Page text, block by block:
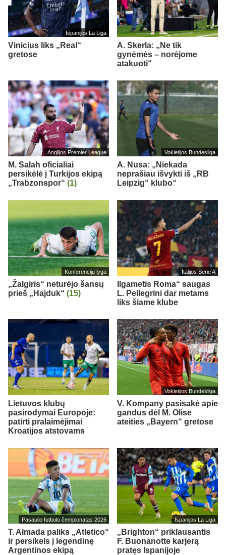
Ispanijos La Liga
Vinicius liks „Real“
gretose
A. Skerla: „Ne tik
gynėmės – norėjome
atakuoti“
Anglijos Premier League
M. Salah oficialiai
persikėlė į Turkijos ekipą
„Trabzonspor“ (1)
Vokietijos Bundesliga
A. Nusa: „Niekada
neprašiau išvykti iš „RB
Leipzig“ klubo“
Konferencijų lyga
„Žalgiris“ neturėjo šansų
prieš „Hajduk“ (15)
Italijos Serie A
Ilgametis Roma“ saugas
L. Pellegrini dar metams
liks šiame klube
Lietuvos klubų
pasirodymai Europoje:
patirti pralaimėjimai
Kroatijos atstovams
Vokietijos Bundesliga
V. Kompany pasisakė apie
gandus dėl M. Olise
ateities „Bayern“ gretose
Pasaulio futbolo čempionatas 2026
T. Almada paliks „Atletico“
ir persikels į legendinę
Argentinos ekipą
Ispanijos La Liga
„Brighton“ priklausantis
F. Buonanotte karjerą
pratęs Ispanijoje